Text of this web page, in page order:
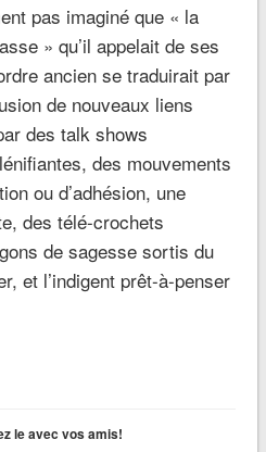
pas imaginé que « la
» qu’il appelait de ses
ancien se traduirait par
de nouveaux liens
des talk shows
des mouvements
ou d’adhésion, une
des télé-crochets
de sagesse sortis du
et l’indigent prêt-à-penser
le avec vos amis!